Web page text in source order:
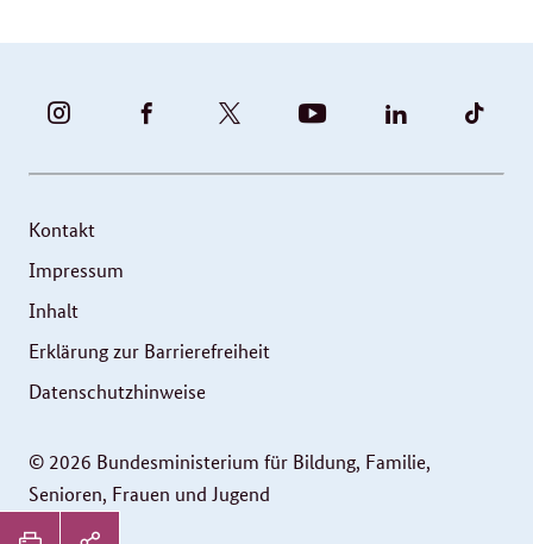
Seitenleiste:
BUNDESFAMILIENMINISTERIUM
INSTAGRAM
UND
VIDEOS
BUNDESFAMILIENMINISTERIUM
FACEBOOK
FAMILIENMINISTERIUM
|
BMBFSFJ
YOUTUBE
BMFSFJ
LINKEDIN
© 2026 Bundesministerium für Bildung, Familie,
Senioren, Frauen und Jugend
Service
Kontakt
Impressum
Inhalt
Erklärung zur Barrierefreiheit
Datenschutzhinweise